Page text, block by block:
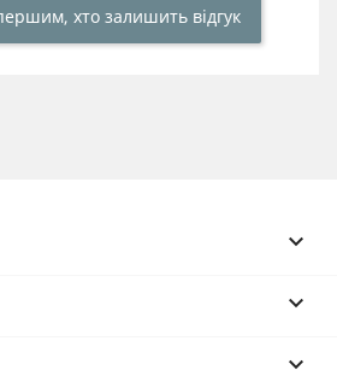
хто залишить відгук


